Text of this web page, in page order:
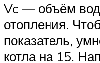
Vc — объём
отопления.
показатель,
котла на 15.